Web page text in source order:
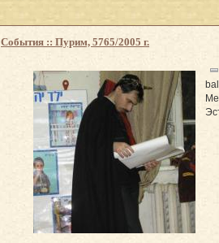
События :: Пурим, 5765/2005 г.